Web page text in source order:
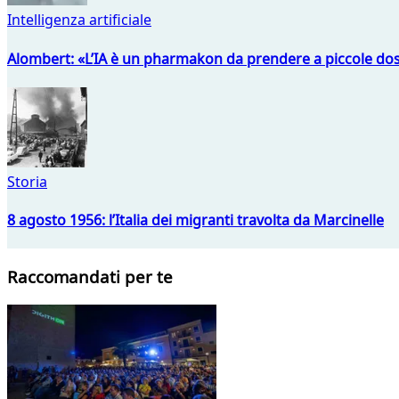
Intelligenza artificiale
Alombert: «L’IA è un pharmakon da prendere a piccole
Storia
8 agosto 1956: l’Italia dei migranti travolta da Marcinelle
Raccomandati per te